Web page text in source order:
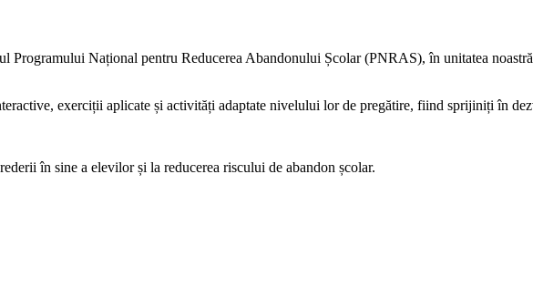
Programului Național pentru Reducerea Abandonului Școlar (PNRAS), în unitatea
exerciții aplicate și activități adaptate nivelului lor de pregătire, fiind sprijiniți în
în sine a elevilor și la reducerea riscului de abandon școlar.